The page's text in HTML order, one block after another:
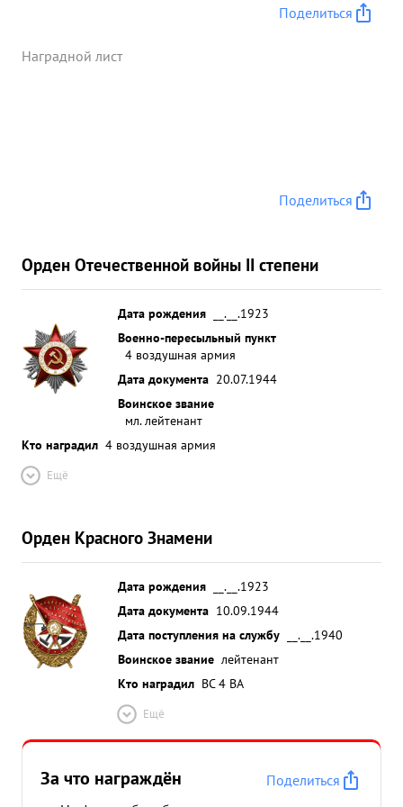
баржу. 27.6.44 г. группа из 8 самолетов/т
по уничтожению переправы через реку Днепр в
Поделиться
Наградной лист
Поделиться
Орден Отечественной войны II степени
Дата рождения
__.__.1923
Военно-пересыльный пункт
4 воздушная армия
Дата документа 20.07.1944
Воинское звание
мл. лейтенант
Кто наградил 4 воздушная армия
Ещё
Орден Красного Знамени
Дата рождения
__.__.1923
Дата документа 10.09.1944
Дата поступления на службу
__.__.1940
Воинское звание лейтенант
Кто наградил ВС 4 ВА
Ещё
За что награждён
Поделиться